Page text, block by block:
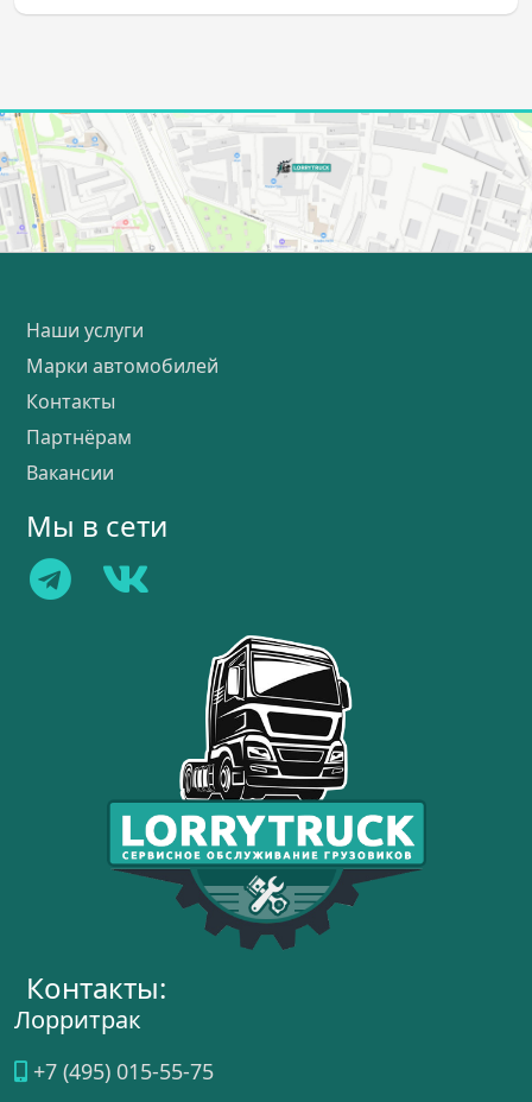
Наши услуги
Марки автомобилей
Контакты
Партнёрам
Вакансии
Мы в сети
Контакты:
Лорритрак
+7 (495) 015-55-75